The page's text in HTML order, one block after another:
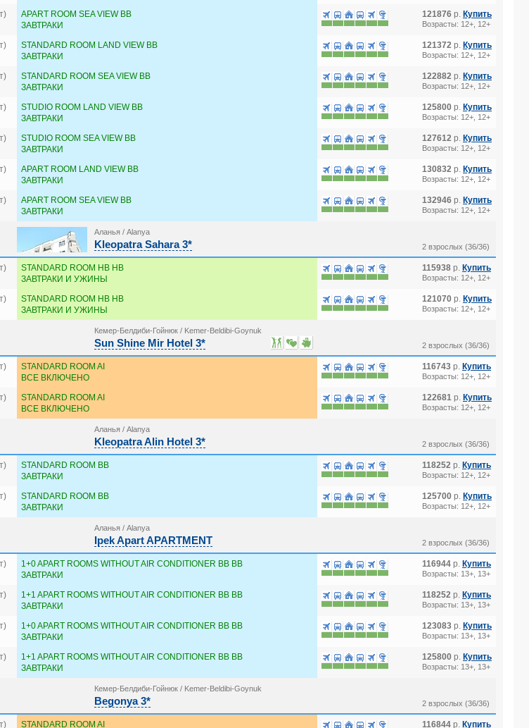
APART ROOM SEA VIEW BB
ЗАВТРАКИ
121876 р. Купить
Возрасты: 12+, 12+
STANDARD ROOM LAND VIEW BB
ЗАВТРАКИ
121372 р. Купить
Возрасты: 12+, 12+
STANDARD ROOM SEA VIEW BB
ЗАВТРАКИ
122882 р. Купить
Возрасты: 12+, 12+
STUDIO ROOM LAND VIEW BB
ЗАВТРАКИ
125800 р. Купить
Возрасты: 12+, 12+
STUDIO ROOM SEA VIEW BB
ЗАВТРАКИ
127612 р. Купить
Возрасты: 12+, 12+
APART ROOM LAND VIEW BB
ЗАВТРАКИ
130832 р. Купить
Возрасты: 12+, 12+
APART ROOM SEA VIEW BB
ЗАВТРАКИ
132946 р. Купить
Возрасты: 12+, 12+
Аланья / Alanya
Kleopatra Sahara 3* 2 взрослых (36/36)
STANDARD ROOM HB HB
ЗАВТРАКИ И УЖИНЫ
115938 р. Купить
Возрасты: 12+, 12+
STANDARD ROOM HB HB
ЗАВТРАКИ И УЖИНЫ
121070 р. Купить
Возрасты: 12+, 12+
Кемер-Белдиби-Гойнюк / Kemer-Beldibi-Goynuk
Sun Shine Mir Hotel 3* 2 взрослых (36/36)
STANDARD ROOM AI
ВСЕ ВКЛЮЧЕНО
116743 р. Купить
Возрасты: 12+, 12+
STANDARD ROOM AI
ВСЕ ВКЛЮЧЕНО
122681 р. Купить
Возрасты: 12+, 12+
Аланья / Alanya
Kleopatra Alin Hotel 3* 2 взрослых (36/36)
STANDARD ROOM BB
ЗАВТРАКИ
118252 р. Купить
Возрасты: 12+, 12+
STANDARD ROOM BB
ЗАВТРАКИ
125700 р. Купить
Возрасты: 12+, 12+
Аланья / Alanya
Ipek Apart APARTMENT 2 взрослых (36/36)
1+0 APART ROOMS WITHOUT AIR CONDITIONER BB BB
ЗАВТРАКИ
116944 р. Купить
Возрасты: 13+, 13+
1+1 APART ROOMS WITHOUT AIR CONDITIONER BB BB
ЗАВТРАКИ
118252 р. Купить
Возрасты: 13+, 13+
1+0 APART ROOMS WITHOUT AIR CONDITIONER BB BB
ЗАВТРАКИ
123083 р. Купить
Возрасты: 13+, 13+
1+1 APART ROOMS WITHOUT AIR CONDITIONER BB BB
ЗАВТРАКИ
125800 р. Купить
Возрасты: 13+, 13+
Кемер-Белдиби-Гойнюк / Kemer-Beldibi-Goynuk
Begonya 3* 2 взрослых (36/36)
STANDARD ROOM AI
116844 р. Купить